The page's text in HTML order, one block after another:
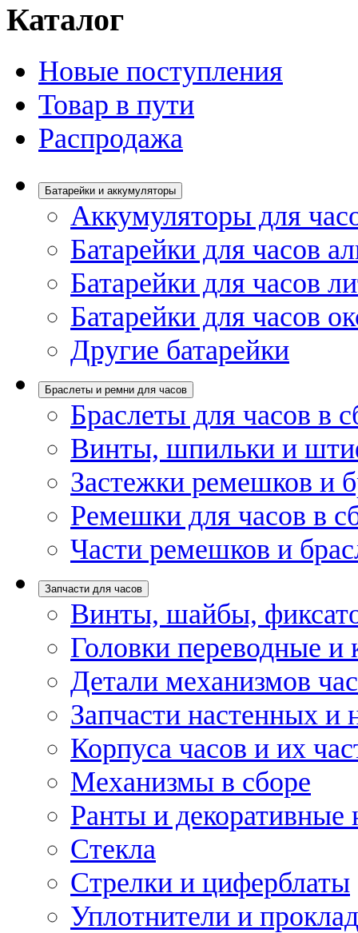
Каталог
Новые поступления
Товар в пути
Распродажа
Батарейки и аккумуляторы
Аккумуляторы для
Батарейки для часов
Батарейки для часов
Батарейки для часов
Другие батарейки
Браслеты и ремни для часов
Браслеты для часов в
Винты, шпильки и
Застежки ремешков и
Ремешки для часов в
Части ремешков и
Запчасти для часов
Винты, шайбы,
Головки переводные и
Детали механизмов
Запчасти настенных и
Корпуса часов и их
Механизмы в сборе
Ранты и декоративные
Стекла
Стрелки и циферблаты
Уплотнители и